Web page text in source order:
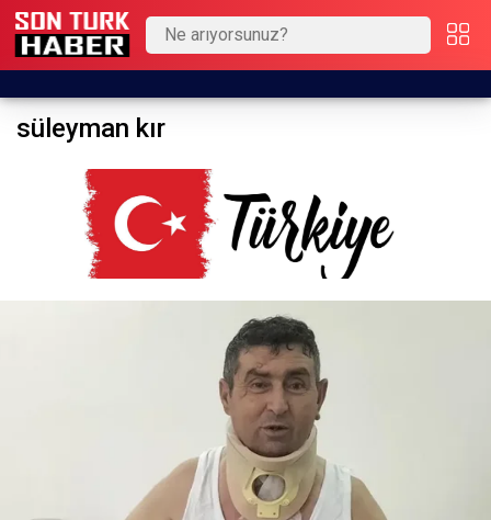
süleyman kır